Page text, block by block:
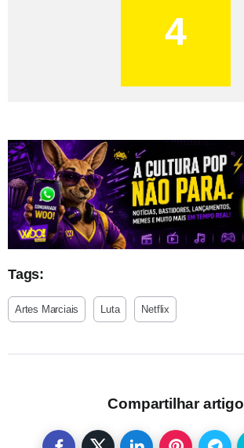
4
Tags:
Artes Marciais Luta Netflix
Compartilhar artigo